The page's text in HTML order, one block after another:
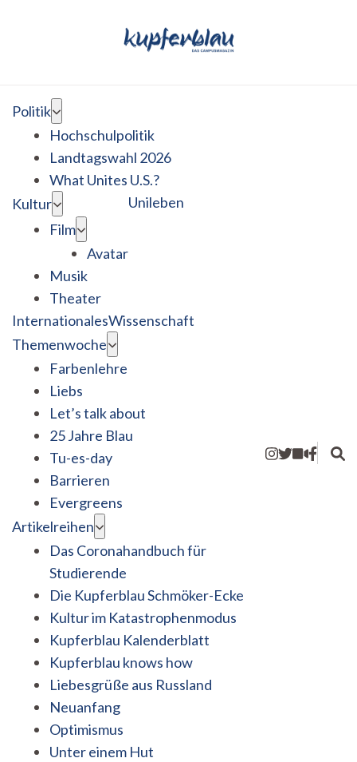
Politik
Hochschulpolitik
Landtagswahl 2026
What Unites U.S.?
Kultur
Film
Avatar
Musik
Theater
Unileben
InternationalesWissenschaft
Themenwoche
Farbenlehre
Liebs
Let’s talk about
25 Jahre Blau
Tu-es-day
Barrieren
Evergreens
Artikelreihen
Das Coronahandbuch für
Studierende
Die Kupferblau Schmöker-Ecke
Kultur im Katastrophenmodus
Kupferblau Kalenderblatt
Kupferblau knows how
Liebesgrüße aus Russland
Neuanfang
Optimismus
Unter einem Hut